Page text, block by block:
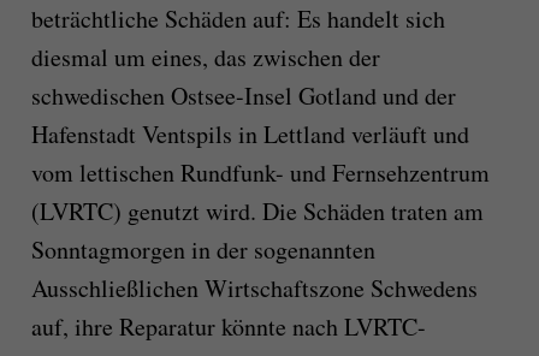
beträchtliche Schäden auf: Es handelt sich
diesmal um eines, das zwischen der
schwedischen Ostsee-Insel Gotland und der
Hafenstadt Ventspils in Lettland verläuft und
vom lettischen Rundfunk- und Fernsehzentrum
(LVRTC) genutzt wird. Die Schäden traten am
Sonntagmorgen in der sogenannten
Ausschließlichen Wirtschaftszone Schwedens
auf, ihre Reparatur könnte nach LVRTC-